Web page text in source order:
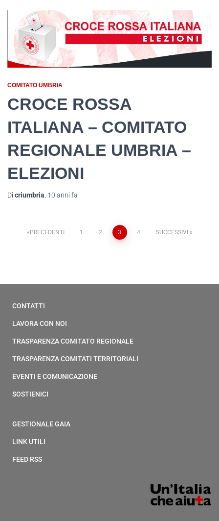
COMITATO UMBRIA
CROCE ROSSA
ITALIANA – COMITATO
REGIONALE UMBRIA –
ELEZIONI
Di criumbria 10 anni fa
PRECEDENTI 1 2 3 4 SUCCESSIVI
CONTATTI
LAVORA CON NOI
TRASPARENZA COMITATO REGIONALE
TRASPARENZA COMITATI TERRITORIALI
EVENTI E COMUNICAZIONE
SOSTIENICI
GESTIONALE GAIA
LINK UTILI
FEED RSS